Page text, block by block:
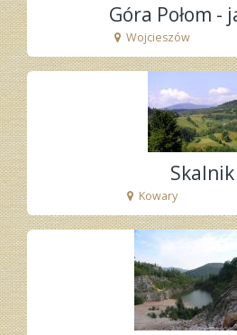
Góra Połom -
Wojcieszów
fot. Tenet
Skalnik
Kowary
fot. Tenet